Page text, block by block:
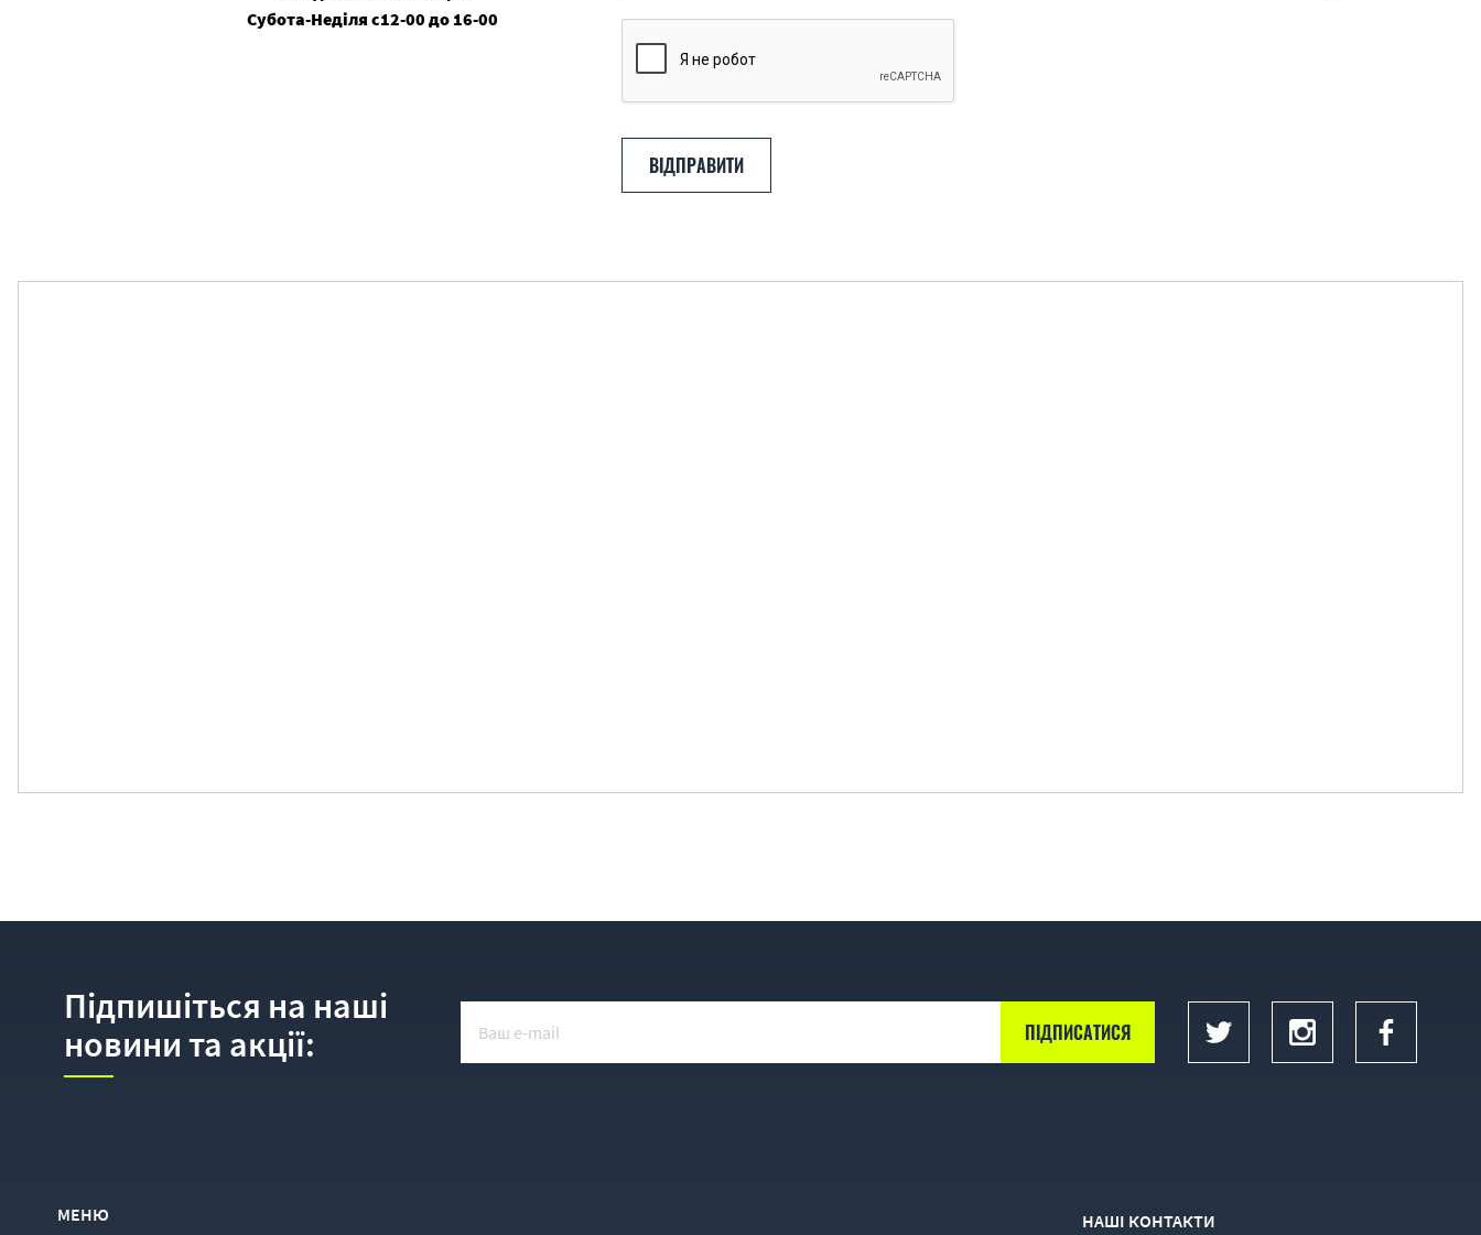
Субота-Неділя с12-00 до 16-00
ВІДПРАВИТИ
Підпишіться на наші
новини та акції:
МЕНЮ НАШІ КОНТАКТИ